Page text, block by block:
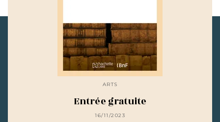
ARTS
Entrée gratuite
16/11/2023